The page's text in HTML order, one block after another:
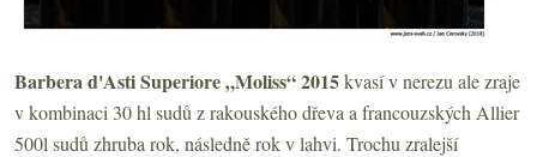
Barbera d'Asti Superiore „Moliss“ 2015kvasí v nerezu ale zraje
v kombinaci 30 hl sudů z rakouského dřeva a francouzských Allier
500l sudů zhruba rok, následně rok v lahvi. Trochu zralejší